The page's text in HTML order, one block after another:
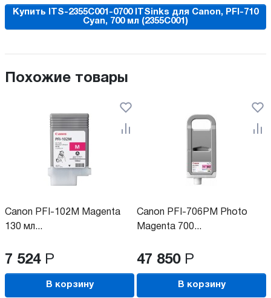
Купить ITS-2355C001-0700 ITSinks для Canon, PFI-710
Cyan, 700 мл (2355C001)
Похожие товары
Canon PFI-102M Magenta
130 мл...
7 524 Р
В корзину
Canon PFI-706PM Photo
Magenta 700...
47 850 Р
В корзину